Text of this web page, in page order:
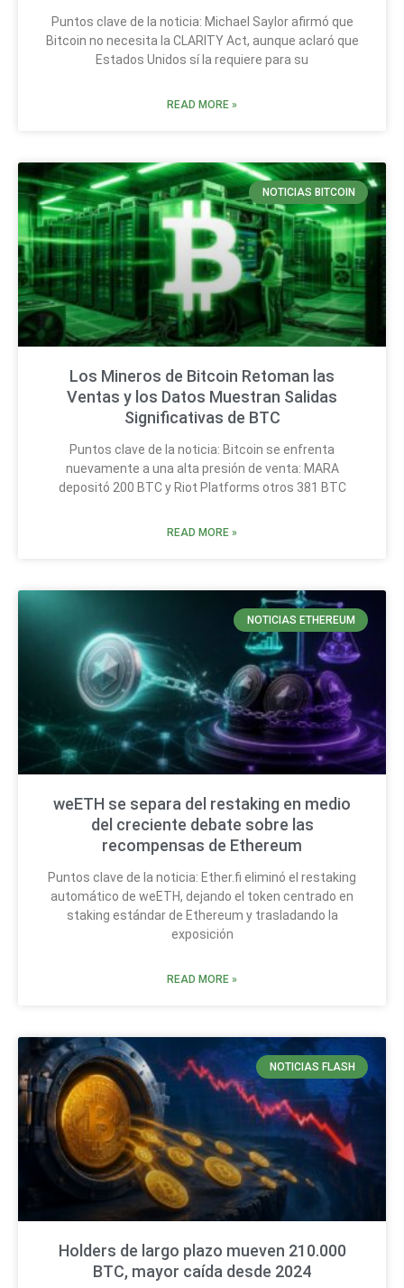
Puntos clave de la noticia: Michael Saylor afirmó que
Bitcoin no necesita la CLARITY Act, aunque aclaró que
Estados Unidos sí la requiere para su
READ MORE »
NOTICIAS BITCOIN
Los Mineros de Bitcoin Retoman las
Ventas y los Datos Muestran Salidas
Significativas de BTC
Puntos clave de la noticia: Bitcoin se enfrenta
nuevamente a una alta presión de venta: MARA
depositó 200 BTC y Riot Platforms otros 381 BTC
READ MORE »
NOTICIAS ETHEREUM
weETH se separa del restaking en medio
del creciente debate sobre las
recompensas de Ethereum
Puntos clave de la noticia: Ether.fi eliminó el restaking
automático de weETH, dejando el token centrado en
staking estándar de Ethereum y trasladando la
exposición
READ MORE »
NOTICIAS FLASH
Holders de largo plazo mueven 210.000
BTC, mayor caída desde 2024